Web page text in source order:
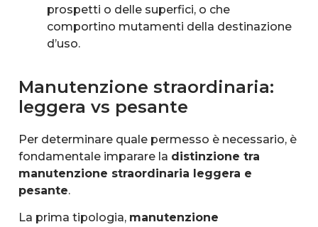
prospetti o delle superfici, o che
comportino mutamenti della destinazione
d’uso.
Manutenzione straordinaria:
leggera vs pesante
Per determinare quale permesso è necessario, è
fondamentale imparare la distinzione tra
manutenzione straordinaria leggera e
pesante.
La prima tipologia, manutenzione